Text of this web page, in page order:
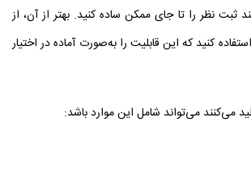
ثبت نظر را تا جای ممکن ساده کنید. بهتر از آن، از
کنید که این قابلیت را به‌صورت آماده در اختیار
می‌کنند می‌تواند شامل این موارد باشد: